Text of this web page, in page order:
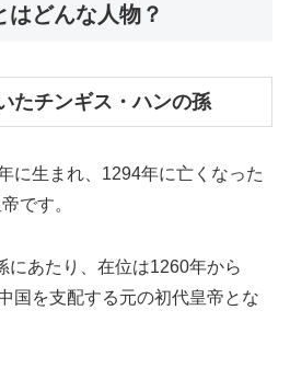
はどんな人物？
たチンギス・ハンの孫
に生まれ、1294年に亡くなった
です。
にあたり、在位は1260年から
国を支配する元の初代皇帝とな